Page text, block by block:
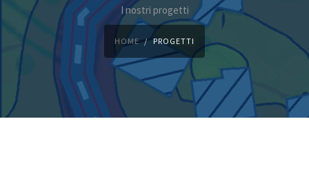
I nostri progetti
HOME PROGETTI